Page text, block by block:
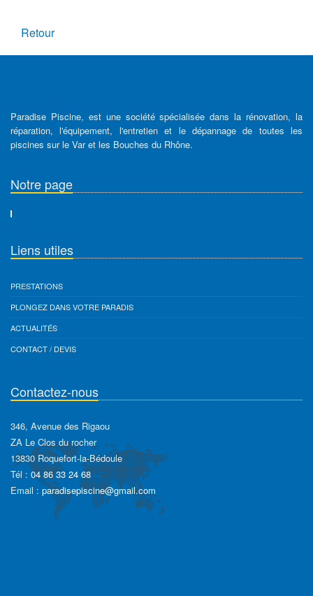
Retour
Paradise Piscine, est une société spécialisée dans la rénovation, la
réparation, l'équipement, l'entretien et le dépannage de toutes les
piscines sur le Var et les Bouches du Rhône.
Notre page
Liens utiles
PRESTATIONS
PLONGEZ DANS VOTRE PARADIS
ACTUALITÉS
CONTACT / DEVIS
Contactez-nous
346, Avenue des Rigaou
ZA Le Clos du rocher
13830 Roquefort-la-Bédoule
Tél : 04 86 33 24 68
Email : paradisepiscine@gmail.com